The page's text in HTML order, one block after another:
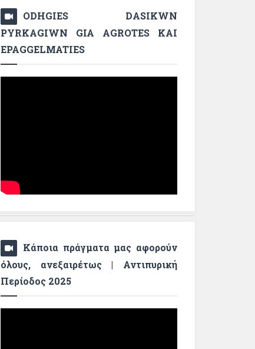
ODHGIES DASIKWN
PYRKAGIWN GIA AGROTES KAI
EPAGGELMATIES
Κάποια πράγματα μας αφορούν
όλους, ανεξαιρέτως | Αντιπυρική
Περίοδος 2025